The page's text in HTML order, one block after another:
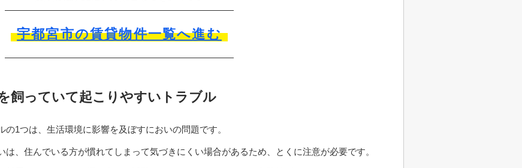
宇都宮市の賃貸物件一覧へ進む
飼っていて起こりやすいトラブル
1つは、生活環境に影響を及ぼすにおいの問題です。
、住んでいる方が慣れてしまって気づきにくい場合があるため、とくに注意が必要です。